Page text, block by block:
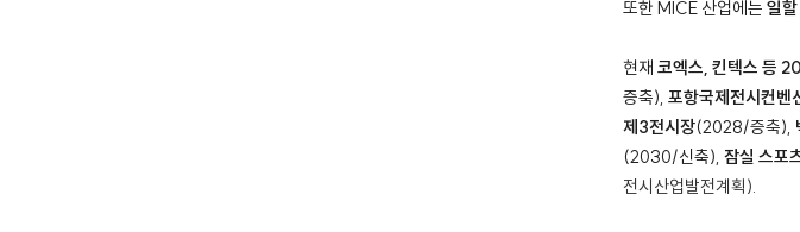
또한 MICE 산업에는 일
현재 코엑스, 킨텍스 등
증축), 포항국제전시컨벤
제3전시장(2028/증축),
(2030/신축), 잠실 스포
전시산업발전계획).